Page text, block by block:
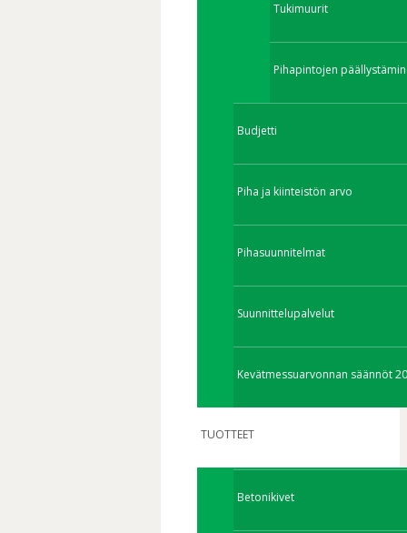
Tukimuurit
Pihapintojen
Budjetti
Piha ja kiinteistön arvo
Pihasuunnitelmat
Suunnittelupalvelut
Kevätmessuarvonnan säännöt
TUOTTEET
Betonikivet